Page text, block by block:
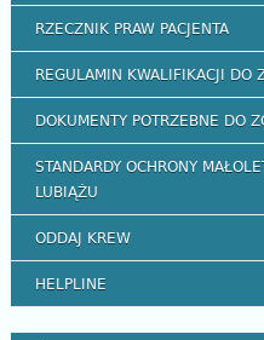
RZECZNIK PRAW PACJENTA
REGULAMIN KWALIFIKACJI DO
DOKUMENTY POTRZEBNE DO
STANDARDY OCHRONY
LUBIĄŻU
ODDAJ KREW
HELPLINE